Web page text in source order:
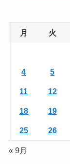
月 火
4 5
11 12
18 19
25 26
« 9月